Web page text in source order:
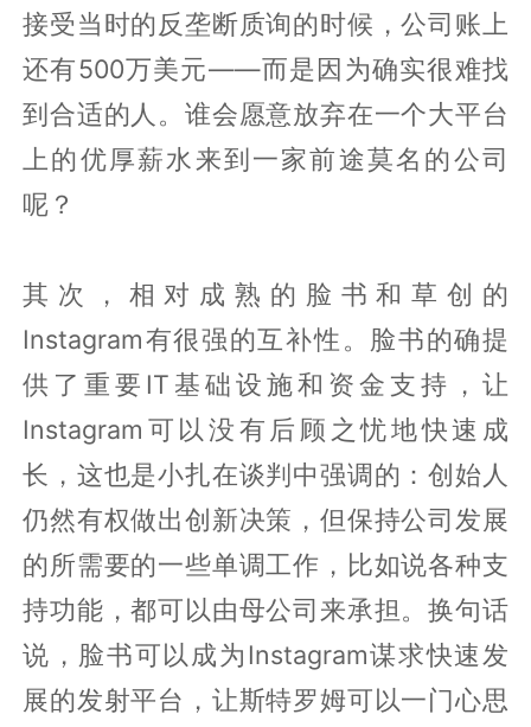
接受当时的反垄断质询的时候，公司账上
还有500万美元——而是因为确实很难找
到合适的人。谁会愿意放弃在一个大平台
上的优厚薪水来到一家前途莫名的公司
呢？
其次，相对成熟的脸书和草创的
Instagram有很强的互补性。脸书的确提
供了重要IT基础设施和资金支持，让
Instagram可以没有后顾之忧地快速成
长，这也是小扎在谈判中强调的：创始人
仍然有权做出创新决策，但保持公司发展
的所需要的一些单调工作，比如说各种支
持功能，都可以由母公司来承担。换句话
说，脸书可以成为Instagram谋求快速发
展的发射平台，让斯特罗姆可以一门心思